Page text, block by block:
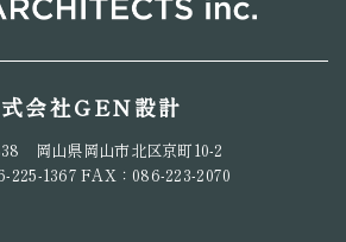
会社GEN設計
岡山県岡山市北区京町10-2
225-1367 FAX：086-223-2070